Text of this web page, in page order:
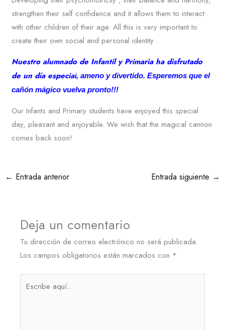
strengthen their self confidence and it allows them to interact
with other children of their age. All this is very important to
create their own social and personal identity .
Nuestro alumnado de Infantil y Primaria ha disfrutado
de un día especial, ameno y divertido. Esperemos que el
cañón mágico vuelva pronto!!!
Our Infants and Primary students have enjoyed this special
day, pleasant and enjoyable. We wish that the magical cannon
comes back soon!
← Entrada anterior Entrada siguiente →
Deja un comentario
Tu dirección de correo electrónico no será publicada.
Los campos obligatorios están marcados con *